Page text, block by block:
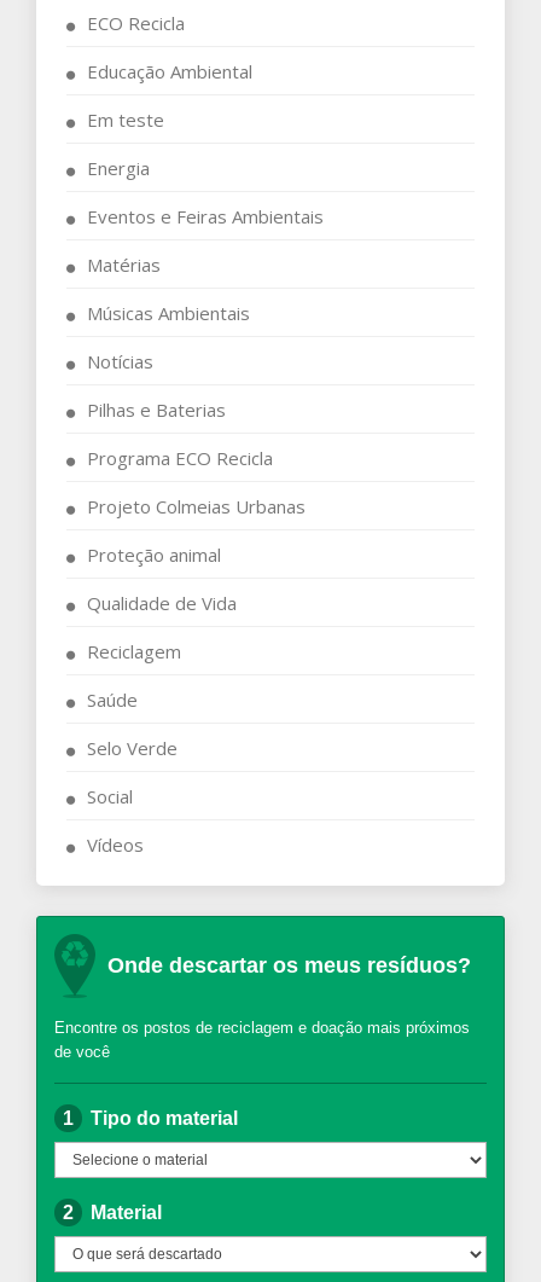
ECO Recicla
Educação Ambiental
Em teste
Energia
Eventos e Feiras Ambientais
Matérias
Músicas Ambientais
Notícias
Pilhas e Baterias
Programa ECO Recicla
Projeto Colmeias Urbanas
Proteção animal
Qualidade de Vida
Reciclagem
Saúde
Selo Verde
Social
Vídeos